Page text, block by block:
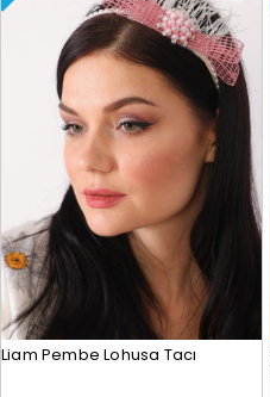
Liam Pembe Lohusa Tacı